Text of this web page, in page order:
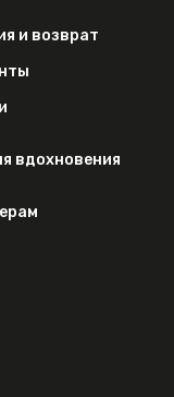
и возврат
вдохновения